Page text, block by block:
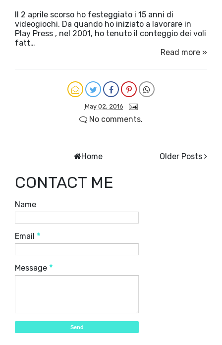
Il 2 aprile scorso ho festeggiato i 15 anni di
videogiochi. Da quando ho iniziato a lavorare in
Play Press , nel 2001, ho tenuto il conteggio dei voli
fatt…
Read more »
May 02, 2016
No comments.
Older Posts
Home
CONTACT ME
Name
Email *
Message *